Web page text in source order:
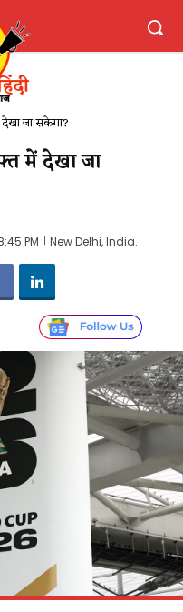
जा सकेगा?
में देखा जा
PM New Delhi, India.